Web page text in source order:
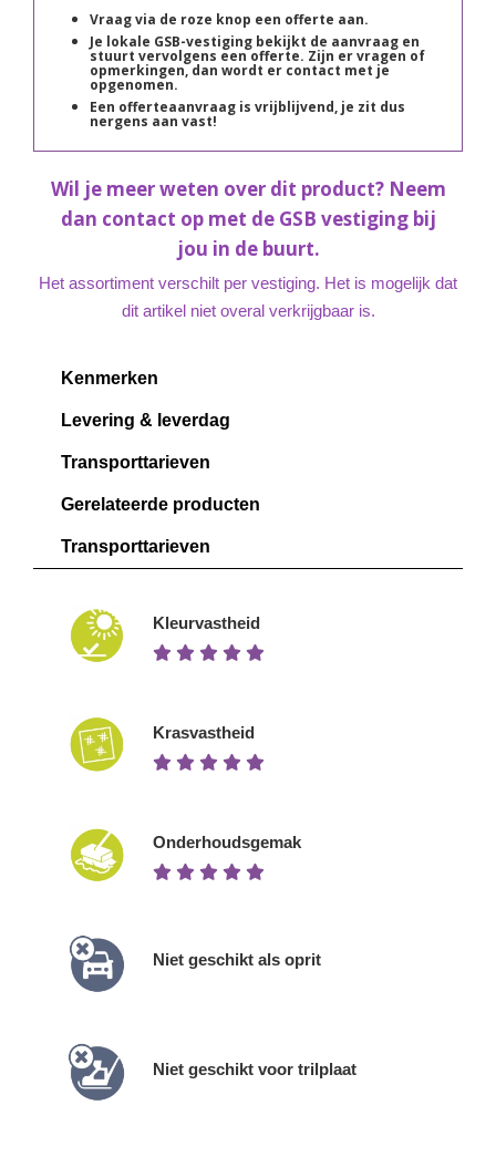
Vraag via de roze knop een offerte aan.
Je lokale GSB-vestiging bekijkt de aanvraag en
stuurt vervolgens een offerte. Zijn er vragen of
opmerkingen, dan wordt er contact met je
opgenomen.
Een offerteaanvraag is vrijblijvend, je zit dus
nergens aan vast!
Wil je meer weten over dit product? Neem
dan contact op met de GSB vestiging bij
jou in de buurt.
Het assortiment verschilt per vestiging. Het is mogelijk dat
dit artikel niet overal verkrijgbaar is.
Kenmerken
Levering & leverdag
Transporttarieven
Gerelateerde producten
Transporttarieven
Kleurvastheid
Krasvastheid
Onderhoudsgemak
Niet geschikt als oprit
Niet geschikt voor trilplaat